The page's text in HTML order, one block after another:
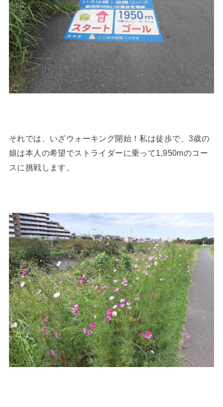
それでは、いざウォーキング開始！私は徒歩で、3歳の
娘は本人の希望でストライダーに乗って1,950mのコー
スに挑戦します。